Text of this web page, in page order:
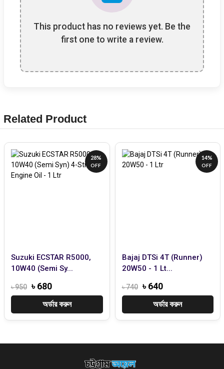
This product has no reviews yet. Be the
first one to write a review.
Related Product
28%
OFF
Suzuki ECSTAR R5000,
10W40 (Semi Sy...
৳ 950 ৳ 680
অর্ডার করুন
14%
OFF
Bajaj DTSi 4T (Runner)
20W50 - 1 Lt...
৳ 740 ৳ 640
অর্ডার করুন